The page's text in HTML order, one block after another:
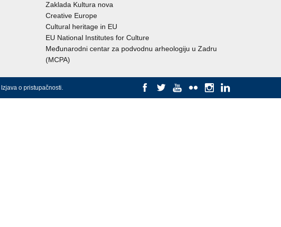
Zaklada Kultura nova
Creative Europe
Cultural heritage in EU
EU National Institutes for Culture
Međunarodni centar za podvodnu arheologiju u Zadru
(MCPA)
Izjava o pristupačnosti.